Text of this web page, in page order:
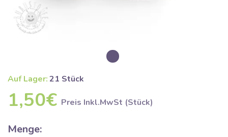
Auf Lager:21 Stück
1,50€ Preis Inkl.MwSt (Stück)
Menge: